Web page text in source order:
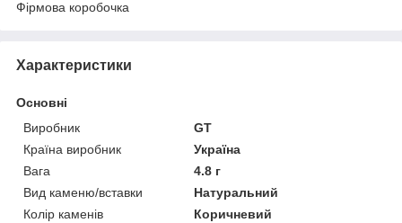
Фірмова коробочка
Характеристики
Основні
Виробник
GT
Країна виробник
Україна
Вага
4.8 г
Вид каменю/вставки
Натуральний
Колір каменів
Коричневий